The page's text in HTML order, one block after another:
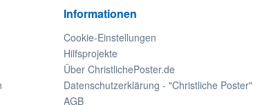
Informationen
Cookie-Einstellungen
Hilfsprojekte
Über ChristlichePoster.de
Datenschutzerklärung - "Christliche Poster"
AGB